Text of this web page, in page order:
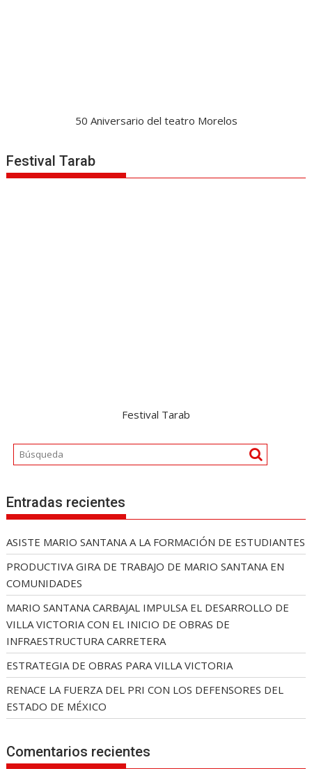
50 Aniversario del teatro Morelos
Festival Tarab
Festival Tarab
Entradas recientes
ASISTE MARIO SANTANA A LA FORMACIÓN DE ESTUDIANTES
PRODUCTIVA GIRA DE TRABAJO DE MARIO SANTANA EN
COMUNIDADES
MARIO SANTANA CARBAJAL IMPULSA EL DESARROLLO DE
VILLA VICTORIA CON EL INICIO DE OBRAS DE
INFRAESTRUCTURA CARRETERA
ESTRATEGIA DE OBRAS PARA VILLA VICTORIA
RENACE LA FUERZA DEL PRI CON LOS DEFENSORES DEL
ESTADO DE MÉXICO
Comentarios recientes